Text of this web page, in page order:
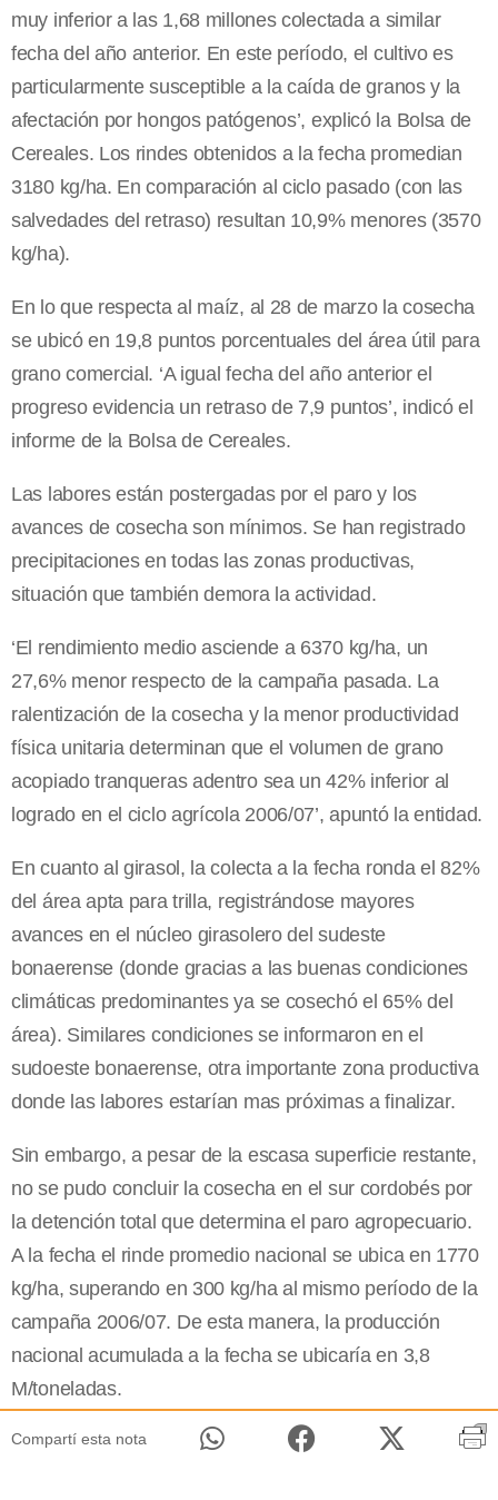
muy inferior a las 1,68 millones colectada a similar
fecha del año anterior. En este período, el cultivo es
particularmente susceptible a la caída de granos y la
afectación por hongos patógenos’, explicó la Bolsa de
Cereales. Los rindes obtenidos a la fecha promedian
3180 kg/ha. En comparación al ciclo pasado (con las
salvedades del retraso) resultan 10,9% menores (3570
kg/ha).
En lo que respecta al maíz, al 28 de marzo la cosecha
se ubicó en 19,8 puntos porcentuales del área útil para
grano comercial. ‘A igual fecha del año anterior el
progreso evidencia un retraso de 7,9 puntos’, indicó el
informe de la Bolsa de Cereales.
Las labores están postergadas por el paro y los
avances de cosecha son mínimos. Se han registrado
precipitaciones en todas las zonas productivas,
situación que también demora la actividad.
‘El rendimiento medio asciende a 6370 kg/ha, un
27,6% menor respecto de la campaña pasada. La
ralentización de la cosecha y la menor productividad
física unitaria determinan que el volumen de grano
acopiado tranqueras adentro sea un 42% inferior al
logrado en el ciclo agrícola 2006/07’, apuntó la entidad.
En cuanto al girasol, la colecta a la fecha ronda el 82%
del área apta para trilla, registrándose mayores
avances en el núcleo girasolero del sudeste
bonaerense (donde gracias a las buenas condiciones
climáticas predominantes ya se cosechó el 65% del
área). Similares condiciones se informaron en el
sudoeste bonaerense, otra importante zona productiva
donde las labores estarían mas próximas a finalizar.
Sin embargo, a pesar de la escasa superficie restante,
no se pudo concluir la cosecha en el sur cordobés por
la detención total que determina el paro agropecuario.
A la fecha el rinde promedio nacional se ubica en 1770
kg/ha, superando en 300 kg/ha al mismo período de la
campaña 2006/07. De esta manera, la producción
nacional acumulada a la fecha se ubicaría en 3,8
M/toneladas.
Compartí esta nota